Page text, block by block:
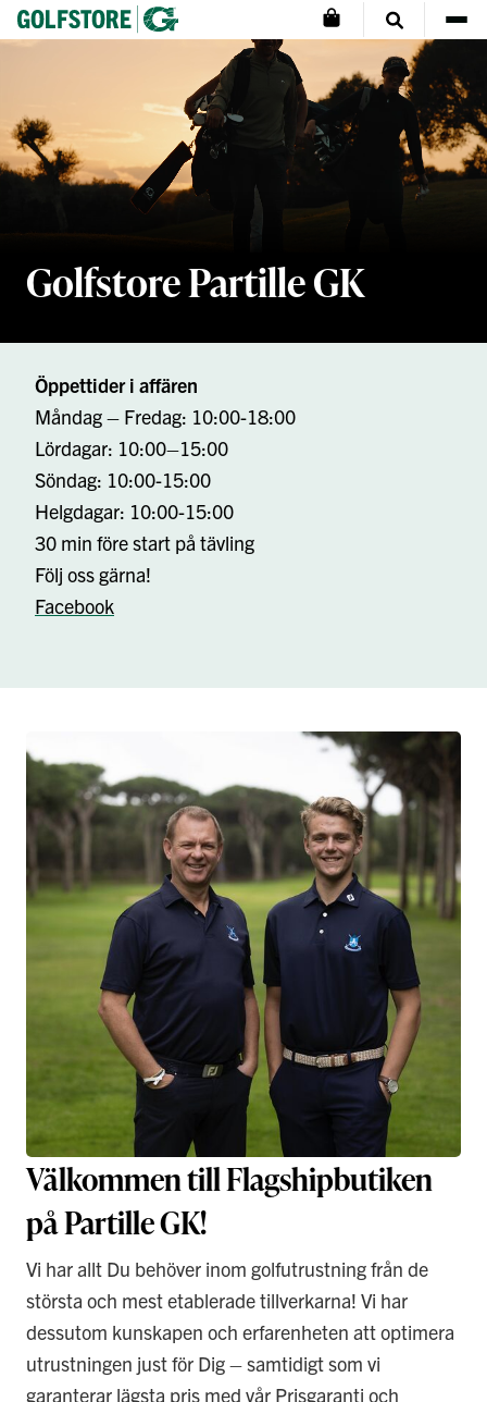
Golfstore Partille GK
Öppettider i affären
Måndag – Fredag: 10:00-18:00
Lördagar: 10:00–15:00
Söndag: 10:00-15:00
Helgdagar: 10:00-15:00
30 min före start på tävling
Följ oss gärna!
Facebook
Välkommen till Flagshipbutiken
på Partille GK!
Vi har allt Du behöver inom golfutrustning från de
största och mest etablerade tillverkarna! Vi har
dessutom kunskapen och erfarenheten att optimera
utrustningen just för Dig – samtidigt som vi
garanterar lägsta pris med vår Prisgaranti och